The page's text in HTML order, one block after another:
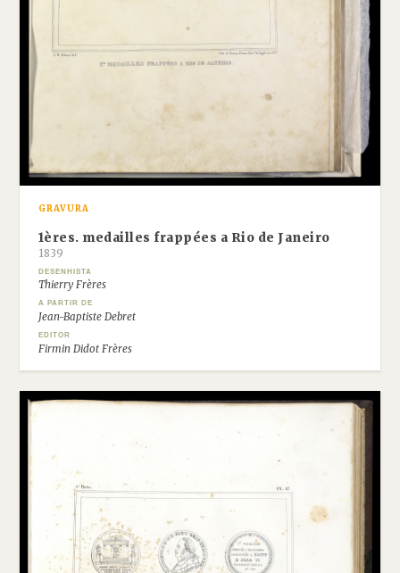
GRAVURA
1ères. medailles frappées a Rio de Janeiro
1839
DESENHISTA
Thierry Frères
A PARTIR DE
Jean-Baptiste Debret
EDITOR
Firmin Didot Frères